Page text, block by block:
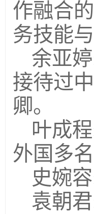
作融合
务技能
余亚
接待过
卿。
叶成
外国多名
史婉
袁朝